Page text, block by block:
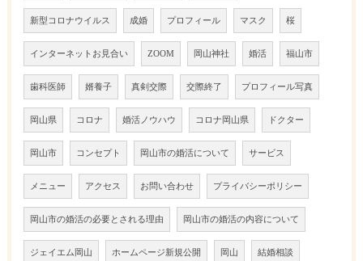
新型コロナウイルス 成婚 プロフィール マスク 桜
インターネットお見合い ZOOM 岡山神社 婚活 福山市
歯科医師 婿養子 真剣交際 交際終了 プロフィール写真
岡山県 コロナ 婚活ノウハウ コロナ岡山県 ドクター
岡山市 コンセプト 岡山市の婚活について サービス
メニュー アクセス お問い合わせ プライバシーポリシー
岡山市の婚活の必要とされる理由 岡山市の婚活の内容について
ジェイエム岡山 ホームページ新規公開 岡山 結婚相談